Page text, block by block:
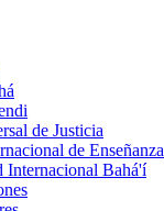
de Justicia
de Enseñanza
Internacional Bahá'í